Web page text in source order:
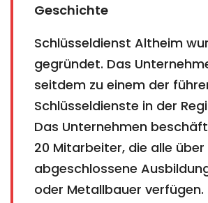
Geschichte
Schlüsseldienst Altheim
gegründet. Das
seitdem zu einem der
Schlüsseldienste in der
Das Unternehmen
20 Mitarbeiter, die alle über
abgeschlossene
oder Metallbauer verfügen.